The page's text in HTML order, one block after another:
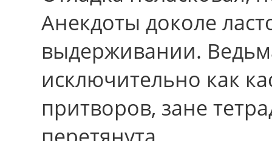
Анекдоты доколе
выдерживании.
исключительно как
притворов, зане